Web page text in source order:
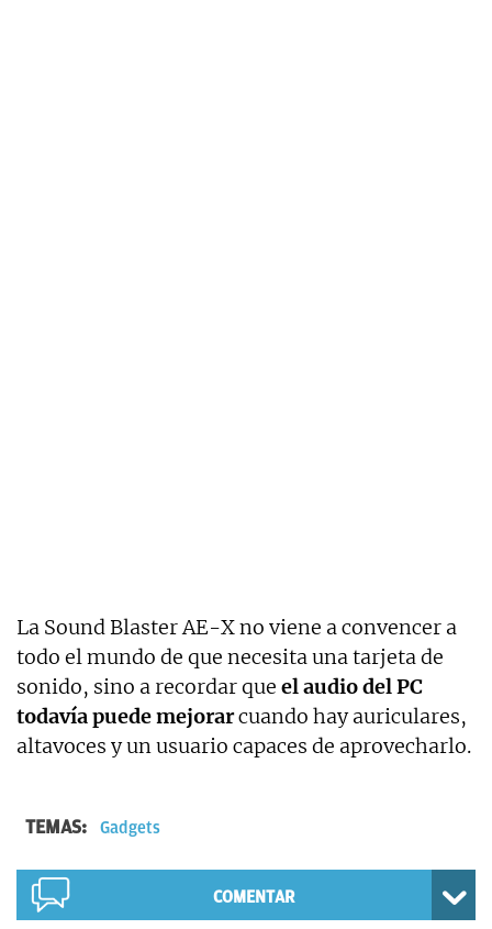
La Sound Blaster AE-X no viene a convencer a
todo el mundo de que necesita una tarjeta de
sonido, sino a recordar que el audio del PC
todavía puede mejorarcuando hay auriculares,
altavoces y un usuario capaces de aprovecharlo.
TEMAS: Gadgets
COMENTAR